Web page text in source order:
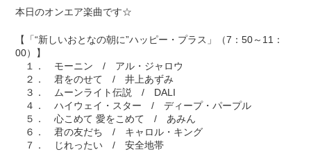
本日のオンエア楽曲です☆
【「“新しいおとなの朝に”ハッピー・プラス」（7：50～11：
00）】
１． モーニン / アル・ジャロウ
２． 君をのせて / 井上あずみ
３． ムーンライト伝説 / DALI
４． ハイウェイ・スター / ディープ・パープル
５． 心こめて 愛をこめて / あみん
６． 君の友だち / キャロル・キング
７． じれったい / 安全地帯